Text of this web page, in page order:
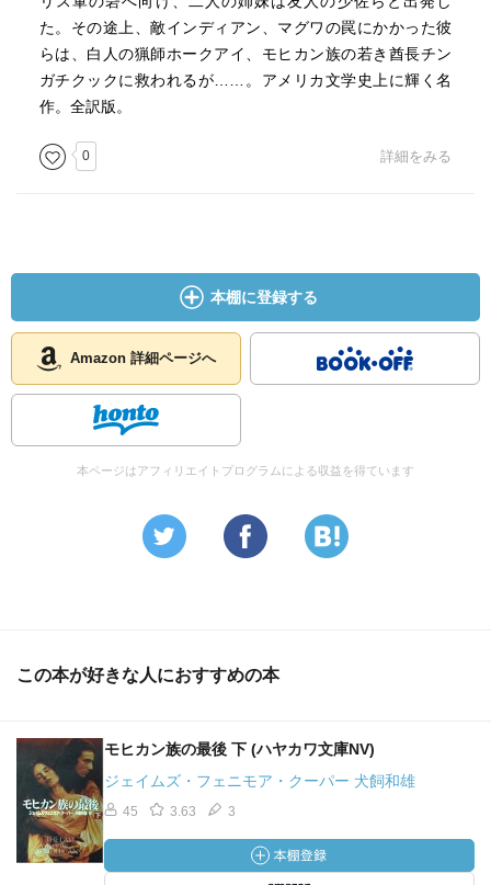
た。その途上、敵インディアン、マグワの罠にかかった彼
らは、白人の猟師ホークアイ、モヒカン族の若き酋長チン
ガチクックに救われるが……。アメリカ文学史上に輝く名
作。全訳版。
0 詳細をみる
本棚に登録する
Amazon 詳細ページへ
本ページはアフィリエイトプログラムによる収益を得ています
この本が好きな人におすすめの本
モヒカン族の最後 下 (ハヤカワ文庫NV)
ジェイムズ・フェニモア・クーパー 犬飼和雄
45 3.63 3